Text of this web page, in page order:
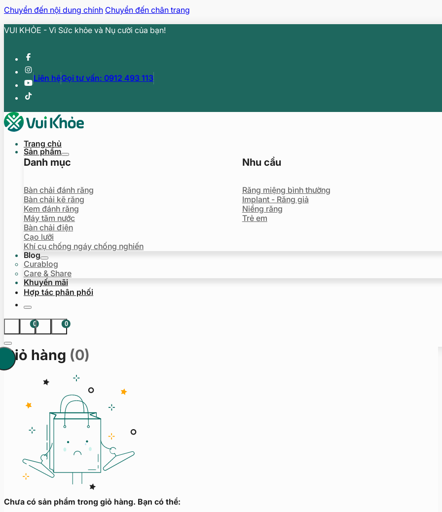
Chuyển đến nội dung chính Chuyển đến chân trang
VUI KHỎE - Vì Sức khỏe và Nụ cười của bạn!
Liên hệGọi tư vấn: 0912 493 113
Trang chủ
Sản phẩm
Danh mục
Bàn chải đánh răng
Bàn chải kẽ răng
Kem đánh răng
Máy tăm nước
Bàn chải điện
Cạo lưỡi
Khí cụ chống ngáy chống nghiến
Nhu cầu
Răng miệng bình thường
Implant - Răng giả
Niềng răng
Trẻ em
Blog
Curablog
Care & Share
Khuyến mãi
Hợp tác phân phối
0 0
Giỏ hàng (0)
Chưa có sản phẩm trong giỏ hàng. Bạn có thể: